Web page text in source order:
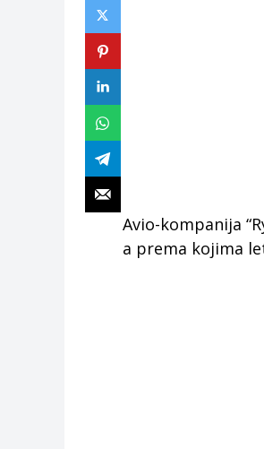
Avio-kompanija
a prema kojima